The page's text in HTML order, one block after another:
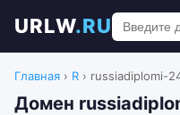
URLW.RU
Главная › R › russiadiplomi-
Домен